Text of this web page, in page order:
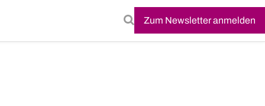
Zum Newsletter anmelden